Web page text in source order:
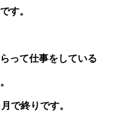
す。
って仕事をしている
で終りです。